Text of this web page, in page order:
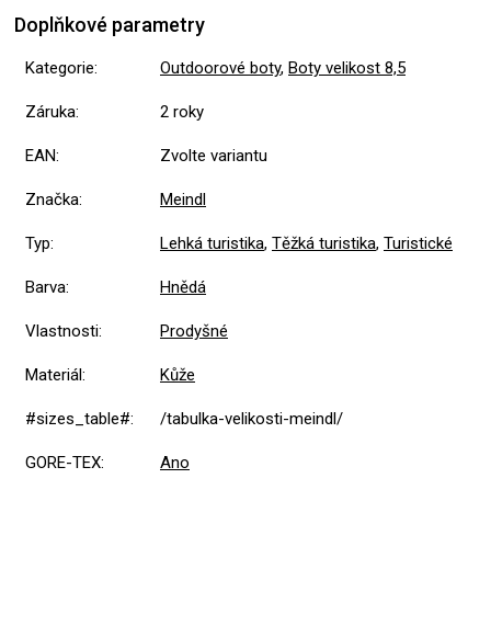
Doplňkové parametry
Kategorie: Outdoorové boty, Boty velikost 8,5
Záruka: 2 roky
EAN: Zvolte variantu
Značka: Meindl
Typ: Lehká turistika, Těžká turistika, Turistické
Barva: Hnědá
Vlastnosti: Prodyšné
Materiál: Kůže
#sizes_table#: /tabulka-velikosti-meindl/
GORE-TEX: Ano